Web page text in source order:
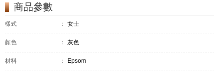
商品參數
樣式 ： 女士
顏色 ： 灰色
材料 ： Epsom